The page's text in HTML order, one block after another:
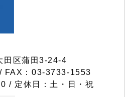
区蒲田3-24-4
FAX：03-3733-1553
/ 定休日：土・日・祝